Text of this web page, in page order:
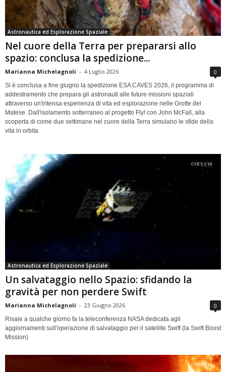
Astronautica ed Esplorazione Spaziale
Nel cuore della Terra per prepararsi allo
spazio: conclusa la spedizione...
Marianna Michelagnoli - 4 Luglio 2026 0
Si è conclusa a fine giugno la spedizione ESA CAVES 2026, il programma di
addestramento che prepara gli astronauti alle future missioni spaziali
attraverso un'intensa esperienza di vita ed esplorazione nelle Grotte del
Matese. Dall'isolamento sotterraneo al progetto Fly! con John McFall, alla
scoperta di come due settimane nel cuore della Terra simulano le sfide della
vita in orbita
Astronautica ed Esplorazione Spaziale
Un salvataggio nello Spazio: sfidando la
gravità per non perdere Swift
Marianna Michelagnoli - 23 Giugno 2026 0
Risale a qualche giorno fa la teleconferenza NASA dedicata agli
aggiornamenti sull'operazione di salvataggio per il satellite Swift (la Swift Boost
Mission)